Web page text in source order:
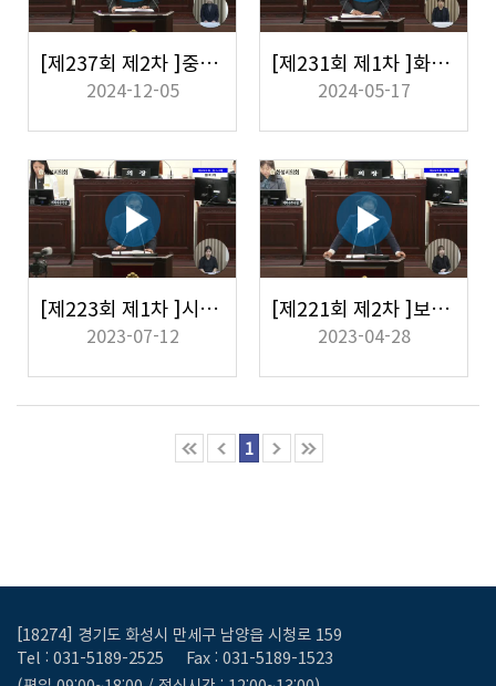
[제237회 제2차 ]중독관리통합지원센터 동탄 분소 설치 및 전문 병원 설립 추진 검토 촉구
2024-12-05
[제231회 제1차 ]화성시 반도체 산업 집중육성 및 경쟁력 강화
2024-05-17
[제223회 제1차 ]시민의 에코힐링을 위한 화성형 맨발걷기 활성화 방안 촉구
2023-07-12
[제221회 제2차 ]보타닉 가든 조성에 관한 추진방향 의견제시
2023-04-28
1
[18274] 경기도 화성시 만세구 남양읍 시청로 159
Tel : 031-5189-2525
Fax : 031-5189-1523